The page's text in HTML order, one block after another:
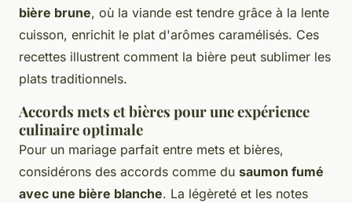
bière brune, où la viande est tendre grâce à la lente
cuisson, enrichit le plat d'arômes caramélisés. Ces
recettes illustrent comment la bière peut sublimer les
plats traditionnels.
Accords mets et bières pour une expérience
culinaire optimale
Pour un mariage parfait entre mets et bières,
considérons des accords comme du saumon fumé
avec une bière blanche. La légèreté et les notes